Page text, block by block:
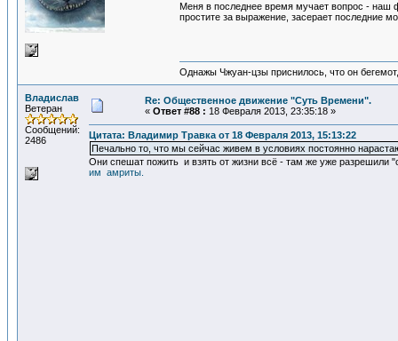
Меня в последнее время мучает вопрос - наш
простите за выражение, засерает последние
Однажы Чжуан-цзы приснилось, что он
Владислав
Ветеран
Сообщений:
2486
Re: Общественное движение "Суть Времени".
« Ответ #88 : 18 Февраля 2013, 23:35:18 »
Цитата: Владимир Травка от 18 Февраля 2013, 15:13:22
Печально то, что мы сейчас живем в условиях постоянно
Они спешат пожить и взять от жизни всё - там же уже разрешили
им амриты.